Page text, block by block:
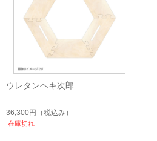
ウレタンヘキ次郎
36,300円 （税込み）
在庫切れ